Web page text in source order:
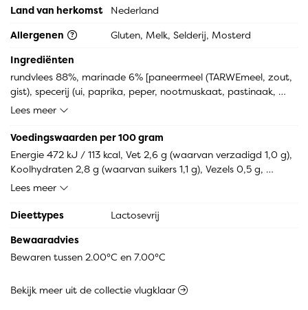
Land van herkomst
Nederland
Allergenen
Gluten, Melk, Selderij, Mosterd
Ingrediënten
rundvlees 88%, marinade 6% [paneermeel (TARWEmeel, zout,
gist), specerij (ui, paprika, peper, nootmuskaat, pastinaak,
specerij, chili, SELDERIJ, MOSTERDmeel), zout, dextrose,
(rook), zonnebloemolie, voedingszuur: E330] (GLUTEN, MELK),
water 4%, hulpstof [conserveermiddel: E262, antioxidant:
E301, E300, E331]
Lees meer
Voedingswaarden per 100 gram
Energie 472 kJ / 113 kcal, Vet 2,6 g (waarvan verzadigd 1,0 g),
Koolhydraten 2,8 g (waarvan suikers 1,1 g), Vezels 0,5 g,
Eiwitten 19,2 g, Zout 2,9 g.
Lees meer
Dieettypes
Lactosevrij
Bewaaradvies
Bewaren tussen 2.00°C en 7.00°C
Bekijk meer uit de collectie vlugklaar